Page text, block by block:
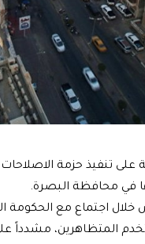
تنفيذ حزمة الاصلاحات
في محافظة البصرة.
خلال اجتماع مع الحكومة
المتظاهرين، مشدداً